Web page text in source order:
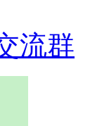
流群